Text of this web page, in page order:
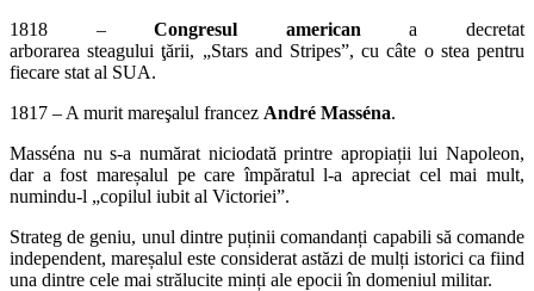
1818 –Congresul americana decretat
arborarea steagului ţării, „Stars and Stripes”, cu câte o stea pentru
fiecare stat al SUA.
1817 – A murit mareşalul francez André Masséna.
Masséna nu s-a numărat niciodată printre apropiații lui Napoleon,
dar a fost mareșalul pe care împăratul l-a apreciat cel mai mult,
numindu-l „copilul iubit al Victoriei”.
Strateg de geniu, unul dintre puținii comandanți capabili să comande
independent, mareșalul este considerat astăzi de mulți istorici ca fiind
una dintre cele mai strălucite minți ale epocii în domeniul militar.